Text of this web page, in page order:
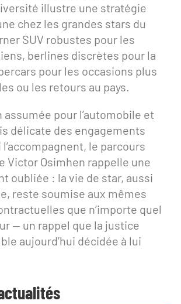
illustre une stratégie
chez les grandes stars du
SUV robustes pour les
berlines discrètes pour la
pour les occasions plus
ou les retours au pays.
assumée pour l’automobile et
délicate des engagements
le parcours
Victor Osimhen rappelle une
oubliée : la vie de star, aussi
reste soumise aux mêmes
que n’importe quel
— un rappel que la justice
aujourd’hui décidée à lui